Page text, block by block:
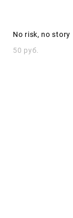
No risk, no story
50 pуб.